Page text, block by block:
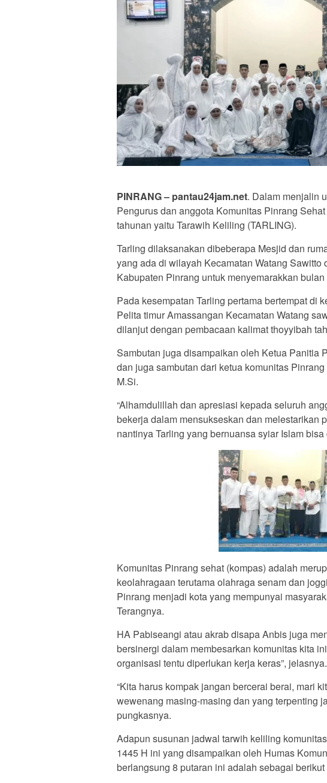
PINRANG – pantau24jam.net. Dalam menjalin
Pengurus dan anggota Komunitas Pinrang
tahunan yaitu Tarawih Keliling (TARLING).
Tarling dilaksanakan dibeberapa Mesjid dan
yang ada di wilayah Kecamatan Watang Sawitto
Kabupaten Pinrang untuk menyemarakkan
Pada kesempatan Tarling pertama bertempat di
Pelita timur Amassangan Kecamatan Watang
dilanjut dengan pembacaan kalimat thoyyibah
Sambutan juga disampaikan oleh Ketua Panitia
dan juga sambutan dari ketua komunitas
M.Si.
“Alhamdulillah dan apresiasi kepada seluruh
bekerja dalam mensukseskan dan melestarikan
nantinya Tarling yang bernuansa syiar Islam
Komunitas Pinrang sehat (kompas) adalah
keolahragaan terutama olahraga senam dan
Pinrang menjadi kota yang mempunyai
Terangnya.
HA Pabiseangi atau akrab disapa Anbis juga
bersinergi dalam membesarkan komunitas kita
organisasi tentu diperlukan kerja keras”, jelasnya.
“Kita harus kompak jangan bercerai berai, mari
wewenang masing-masing dan yang terpenting
pungkasnya.
Adapun susunan jadwal tarwih keliling
1445 H ini yang disampaikan oleh Humas
berlangsung 8 putaran ini adalah sebagai berikut